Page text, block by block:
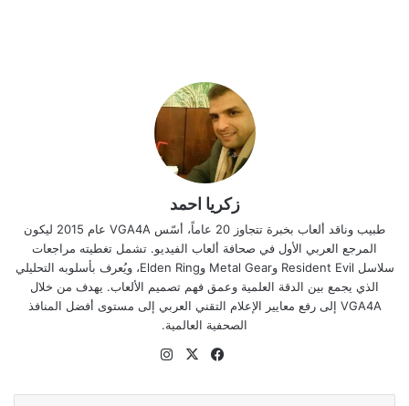
زكريا احمد
طبيب وناقد ألعاب بخبرة تتجاوز 20 عاماً، أسّس VGA4A عام 2015 ليكون
المرجع العربي الأول في صحافة ألعاب الفيديو. تشمل تغطيته مراجعات
سلاسل Resident Evil وMetal Gear وElden Ring، ويُعرف بأسلوبه التحليلي
الذي يجمع بين الدقة العلمية وعمق فهم تصميم الألعاب. يهدف من خلال
VGA4A إلى رفع معايير الإعلام التقني العربي إلى مستوى أفضل المنافذ
الصحفية العالمية.
موقع
فيسبوك
‫X